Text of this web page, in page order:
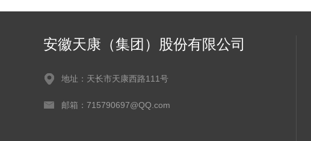
安徽天康（集团）股份有限公司
地址：天长市天康西路111号
邮箱：715790697@QQ.com